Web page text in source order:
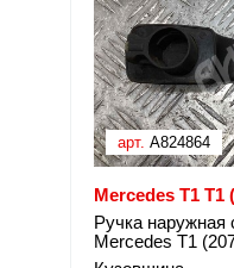
арт. A824864
Mercedes T1 T1
Ручка наружная
Mercedes T1